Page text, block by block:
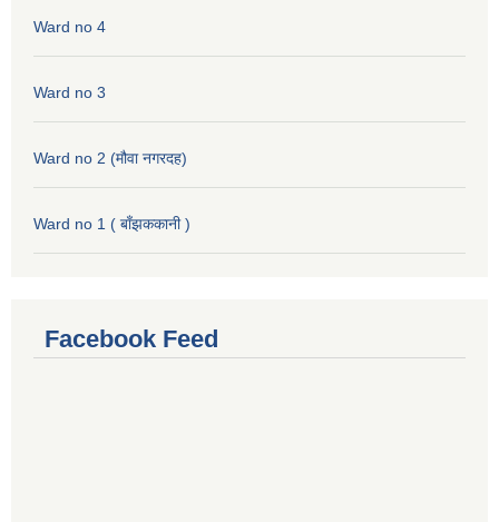
Ward no 4
Ward no 3
Ward no 2 (मौवा नगरदह)
Ward no 1 ( बाँझककानी )
Facebook Feed